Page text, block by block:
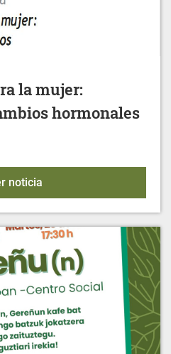
la mujer:
hormonales
noticiaAlimentación para la